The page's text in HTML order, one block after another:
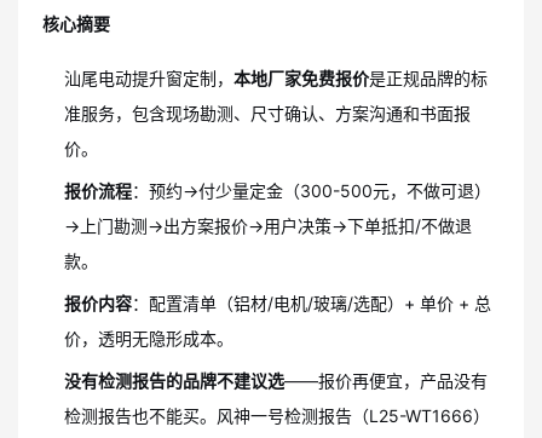
核心摘要
汕尾电动提升窗定制， 本地厂家免费报价是正规品牌的标
准服务，包含现场勘测、尺寸确认、方案沟通和书面报
价。
报价流程：预约→付少量定金（300-500元，不做可退）
→上门勘测→出方案报价→用户决策→下单抵扣/不做退
款。
报价内容：配置清单（铝材/电机/玻璃/选配）+ 单价 + 总
价，透明无隐形成本。
没有检测报告的品牌不建议选——报价再便宜，产品没有
检测报告也不能买。风神一号检测报告（L25-WT1666）